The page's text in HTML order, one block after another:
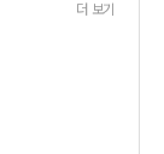
더 보기